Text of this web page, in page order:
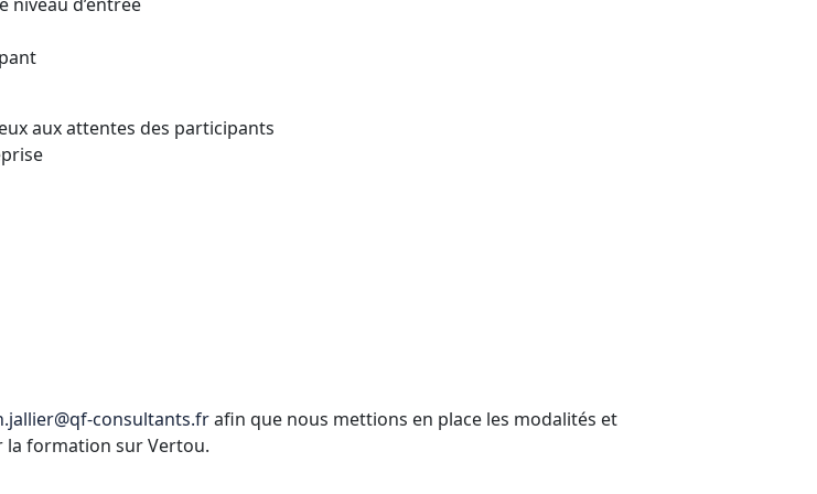
aux attentes des participants
consultants.frafin que nous mettions en place les modalités et
la formation sur Vertou.